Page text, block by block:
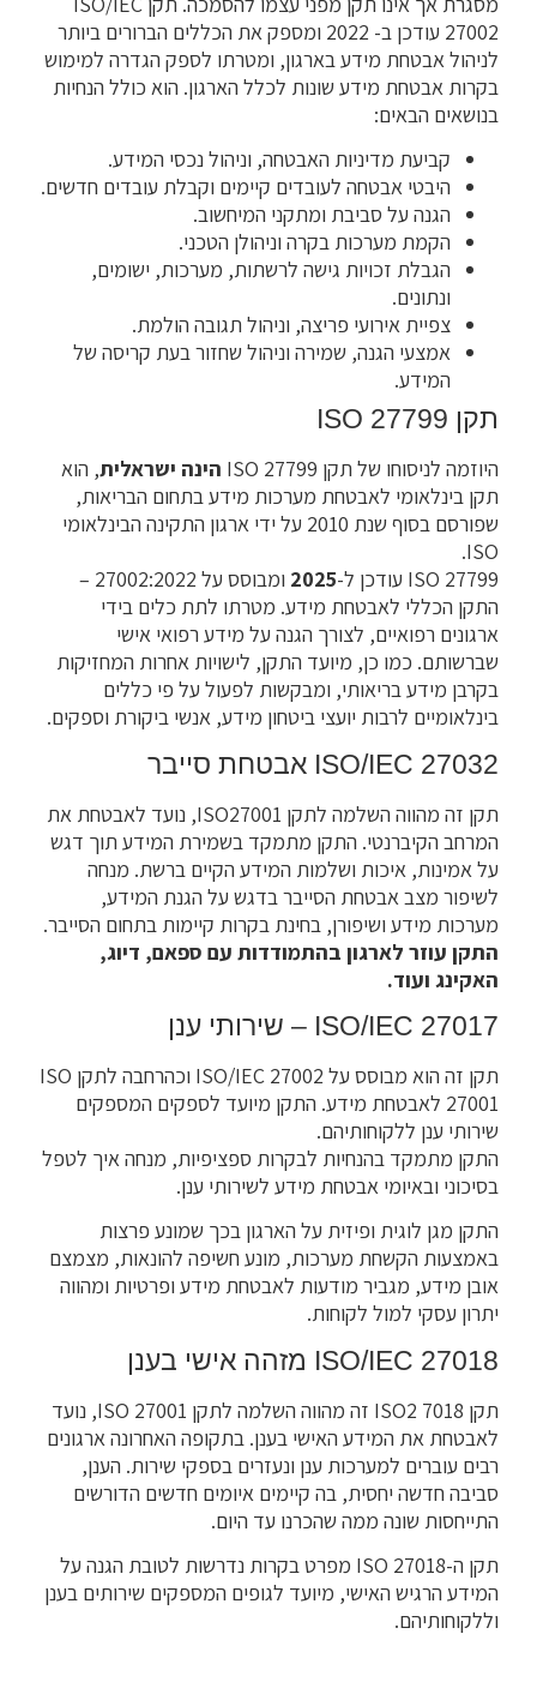
27002 עודכן ב- 2022 ומספק את הכללים הברורים ביותר
לניהול אבטחת מידע בארגון, ומטרתו לספק הגדרה למימוש
בקרות אבטחת מידע שונות לכלל הארגון. הוא כולל הנחיות
בנושאים הבאים:
קביעת מדיניות האבטחה, וניהול נכסי המידע.
היבטי אבטחה לעובדים קיימים וקבלת עובדים חדשים.
הגנה על סביבת ומתקני המיחשוב.
הקמת מערכות בקרה וניהולן הטכני.
הגבלת זכויות גישה לרשתות, מערכות, ישומים,
ונתונים.
צפיית אירועי פריצה, וניהול תגובה הולמת.
אמצעי הגנה, שמירה וניהול שחזור בעת קריסה של
המידע.
תקן ISO 27799
היוזמה לניסוחו של תקן ISO 27799 הינה ישראלית, הוא
תקן בינלאומי לאבטחת מערכות מידע בתחום הבריאות,
שפורסם בסוף שנת 2010 על ידי ארגון התקינה הבינלאומי
ISO.
ISO 27799 עודכן ל-
2025
ומבוסס על 27002:2022 –
התקן הכללי לאבטחת מידע. מטרתו לתת כלים בידי
ארגונים רפואיים, לצורך הגנה על מידע רפואי אישי
שברשותם. כמו כן, מיועד התקן, לישויות אחרות המחזיקות
בקרבן מידע בריאותי, ומבקשות לפעול על פי כללים
בינלאומיים לרבות יועצי ביטחון מידע, אנשי ביקורת וספקים.
ISO/IEC 27032 אבטחת סייבר
תקן זה מהווה השלמה לתקן ISO27001, נועד לאבטחת את
המרחב הקיברנטי. התקן מתמקד בשמירת המידע תוך דגש
על אמינות, איכות ושלמות המידע הקיים ברשת. מנחה
לשיפור מצב אבטחת הסייבר בדגש על הגנת המידע,
מערכות מידע ושיפורן, בחינת בקרות קיימות בתחום הסייבר.
התקן עוזר לארגון בהתמודדות עם ספאם, דיוג,
האקינג ועוד.
ISO/IEC 27017 – שירותי ענן
תקן זה הוא מבוסס על ISO/IEC 27002 וכהרחבה לתקן ISO
27001 לאבטחת מידע. התקן מיועד לספקים המספקים
שירותי ענן ללקוחותיהם.
התקן מתמקד בהנחיות לבקרות ספציפיות, מנחה איך לטפל
בסיכוני ובאיומי אבטחת מידע לשירותי ענן.
התקן מגן לוגית ופיזית על הארגון בכך שמונע פרצות
באמצעות הקשחת מערכות, מונע חשיפה להונאות, מצמצם
אובן מידע, מגביר מודעות לאבטחת מידע ופרטיות ומהווה
יתרון עסקי למול לקוחות.
ISO/IEC 27018 מזהה אישי בענן
תקן ISO2 7018 זה מהווה השלמה לתקן ISO 27001, נועד
לאבטחת את המידע האישי בענן. בתקופה האחרונה ארגונים
רבים עוברים למערכות ענן ונעזרים בספקי שירות. הענן,
סביבה חדשה יחסית, בה קיימים איומים חדשים הדורשים
התייחסות שונה ממה שהכרנו עד היום.
תקן ה-ISO 27018 מפרט בקרות נדרשות לטובת הגנה על
המידע הרגיש האישי, מיועד לגופים המספקים שירותים בענן
וללקוחותיהם.